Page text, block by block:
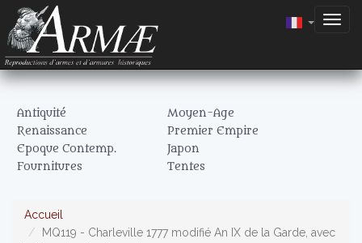
Antiquité
Moyen-Age
Renaissance
Premier Empire
Epoque Contemp.
Japon
Fournitures
Tentes
Accueil
MQ119 - Charleville 1777 modifié An IX de la Garde, avec